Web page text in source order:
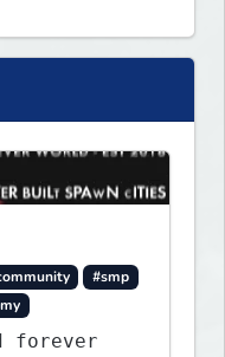
#smp
forever